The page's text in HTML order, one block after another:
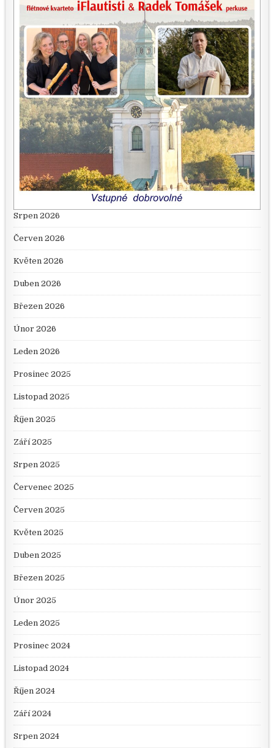
Srpen 2026
Červen 2026
Květen 2026
Duben 2026
Březen 2026
Únor 2026
Leden 2026
Prosinec 2025
Listopad 2025
Říjen 2025
Září 2025
Srpen 2025
Červenec 2025
Červen 2025
Květen 2025
Duben 2025
Březen 2025
Únor 2025
Leden 2025
Prosinec 2024
Listopad 2024
Říjen 2024
Září 2024
Srpen 2024